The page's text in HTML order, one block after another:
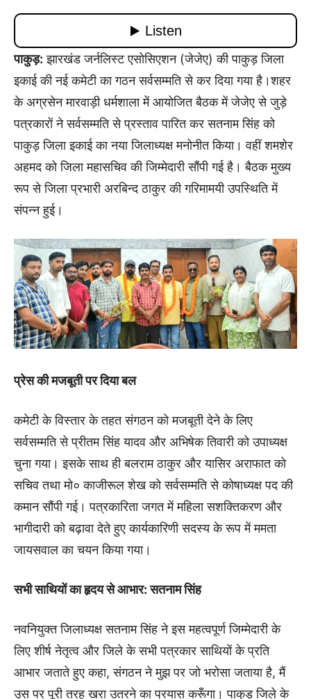
पाकुड़: झारखंड जर्नलिस्ट एसोसिएशन (जेजेए) की पाकुड़ जिला
इकाई की नई कमेटी का गठन सर्वसम्मति से कर दिया गया है।शहर
के अग्रसेन मारवाड़ी धर्मशाला में आयोजित बैठक में जेजेए से जुड़े
पत्रकारों ने सर्वसम्मति से प्रस्ताव पारित कर सतनाम सिंह को
पाकुड़ जिला इकाई का नया जिलाध्यक्ष मनोनीत किया। वहीं शमशेर
अहमद को जिला महासचिव की जिम्मेदारी सौंपी गई है। बैठक मुख्य
रूप से जिला प्रभारी अरबिन्द ठाकुर की गरिमामयी उपस्थिति में
संपन्न हुई।
प्रेस की मजबूती पर दिया बल
कमेटी के विस्तार के तहत संगठन को मजबूती देने के लिए
सर्वसम्मति से प्रीतम सिंह यादव और अभिषेक तिवारी को उपाध्यक्ष
चुना गया। इसके साथ ही बलराम ठाकुर और यासिर अराफात को
सचिव तथा मो० काजीरूल शेख को सर्वसम्मति से कोषाध्यक्ष पद की
कमान सौंपी गई। पत्रकारिता जगत में महिला सशक्तिकरण और
भागीदारी को बढ़ावा देते हुए कार्यकारिणी सदस्य के रूप में ममता
जायसवाल का चयन किया गया।
सभी साथियों का हृदय से आभार: सतनाम सिंह
नवनियुक्त जिलाध्यक्ष सतनाम सिंह ने इस महत्वपूर्ण जिम्मेदारी के
लिए शीर्ष नेतृत्व और जिले के सभी पत्रकार साथियों के प्रति
आभार जताते हुए कहा, संगठन ने मुझ पर जो भरोसा जताया है, मैं
उस पर पूरी तरह खरा उतरने का प्रयास करूँगा। पाकुड़ जिले के